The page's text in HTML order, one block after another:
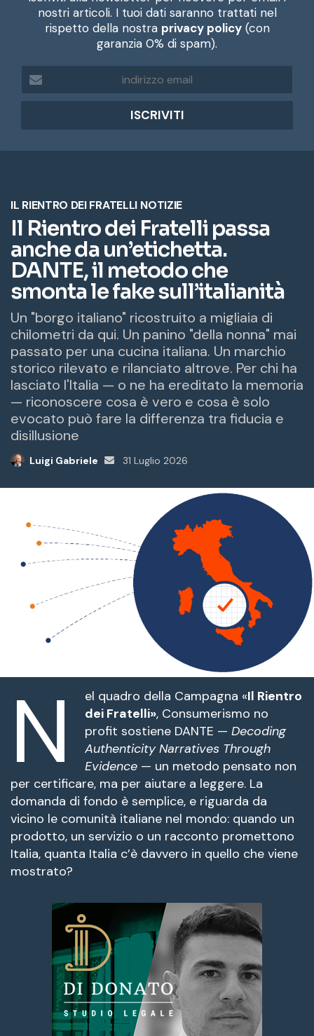
nostri articoli. I tuoi dati saranno trattati nel
rispetto della nostra privacy policy(con
garanzia 0% di spam).
d
r
e
m
a
i
l